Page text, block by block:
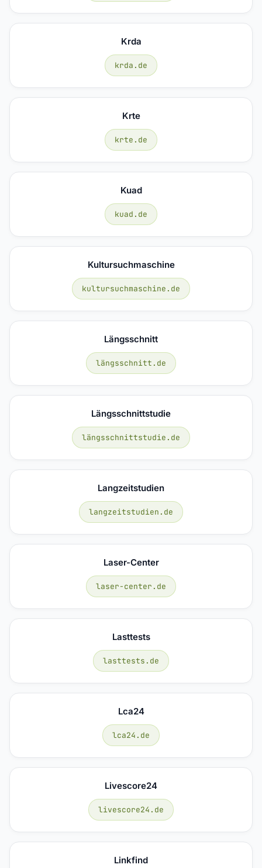
Krda
krda.de
Krte
krte.de
Kuad
kuad.de
Kultursuchmaschine
kultursuchmaschine.de
Längsschnitt
längsschnitt.de
Längsschnittstudie
längsschnittstudie.de
Langzeitstudien
langzeitstudien.de
Laser-Center
laser-center.de
Lasttests
lasttests.de
Lca24
lca24.de
Livescore24
livescore24.de
Linkfind